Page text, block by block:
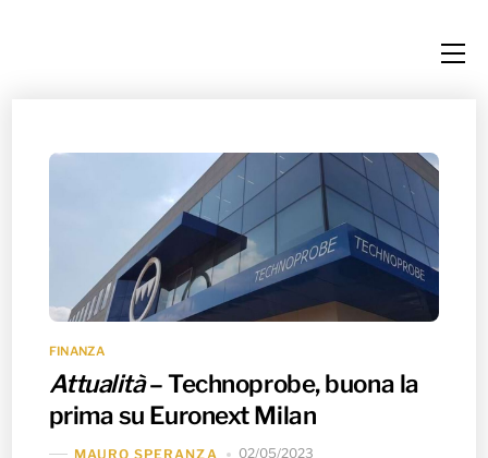
FINANZA
Attualità– Technoprobe, buona la
prima su Euronext Milan
MAURO SPERANZA 02/05/2023